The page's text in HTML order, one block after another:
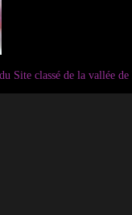
Site classé de la vallée de